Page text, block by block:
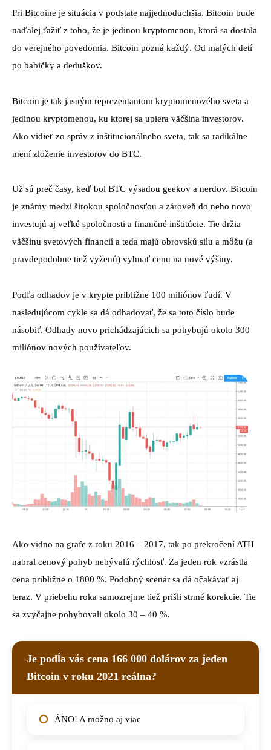
Pri Bitcoine je situácia v podstate najjednoduchšia. Bitcoin bude
naďalej ťažiť z toho, že je jedinou kryptomenou, ktorá sa dostala
do verejného povedomia. Bitcoin pozná každý. Od malých detí
po babičky a deduškov.
Bitcoin je tak jasným reprezentantom kryptomenového sveta a
jedinou kryptomenou, ku ktorej sa upiera väčšina investorov.
Ako vidieť zo správ z inštitucionálneho sveta, tak sa radikálne
mení zloženie investorov do BTC.
Už sú preč časy, keď bol BTC výsadou geekov a nerdov. Bitcoin
je známy medzi širokou spoločnosťou a zároveň do neho novo
investujú aj veľké spoločnosti a finančné inštitúcie. Tie držia
väčšinu svetových financií a teda majú obrovskú silu a môžu (a
pravdepodobne tiež vyženú) vyhnať cenu na nové výšiny.
Podľa odhadov je v krypte približne 100 miliónov ľudí. V
nasledujúcom cykle sa dá odhadovať, že sa toto číslo bude
násobiť. Odhady novo prichádzajúcich sa pohybujú okolo 300
miliónov nových používateľov.
Ako vidno na grafe z roku 2016 – 2017, tak po prekročení ATH
nabral cenový pohyb nebývalú rýchlosť. Za jeden rok vzrástla
cena približne o 1800 %. Podobný scenár sa dá očakávať aj
teraz. V priebehu roka samozrejme tiež prišli strmé korekcie. Tie
sa zvyčajne pohybovali okolo 30 – 40 %.
Je podĺa vás cena 166 000 dolárov za jeden
Bitcoin v roku 2021 reálna?
ÁNO! A možno aj viac